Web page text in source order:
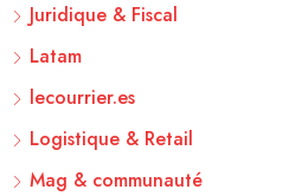
Juridique & Fiscal
Latam
lecourrier.es
Logistique & Retail
Mag & communauté